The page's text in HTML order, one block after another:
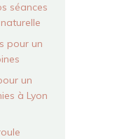
séances
pour un
un
à Lyon